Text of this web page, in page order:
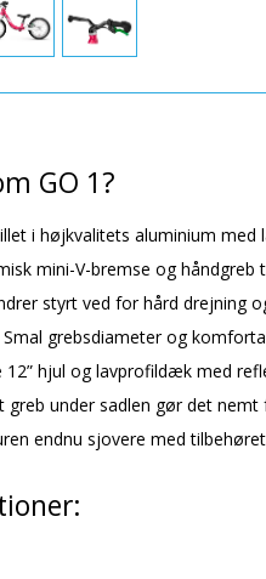
GO 1?
i højkvalitets aluminium med
mini-V-bremse og
styrt ved for hård drejning
Smal grebsdiameter og
12” hjul og lavprofildæk med
greb under sadlen gør det
endnu sjovere med